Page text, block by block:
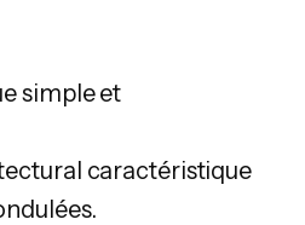
simple et
caractéristique